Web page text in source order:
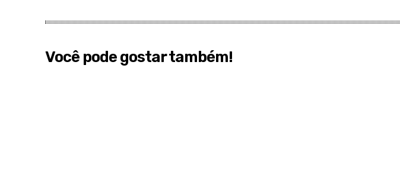
Você pode gostar também!